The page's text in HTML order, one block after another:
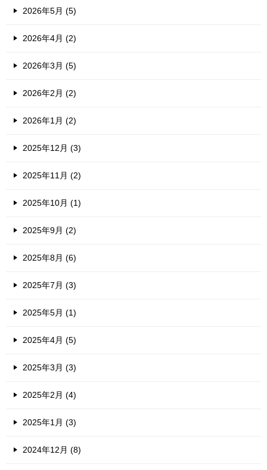
2026年5月 (5)
2026年4月 (2)
2026年3月 (5)
2026年2月 (2)
2026年1月 (2)
2025年12月 (3)
2025年11月 (2)
2025年10月 (1)
2025年9月 (2)
2025年8月 (6)
2025年7月 (3)
2025年5月 (1)
2025年4月 (5)
2025年3月 (3)
2025年2月 (4)
2025年1月 (3)
2024年12月 (8)